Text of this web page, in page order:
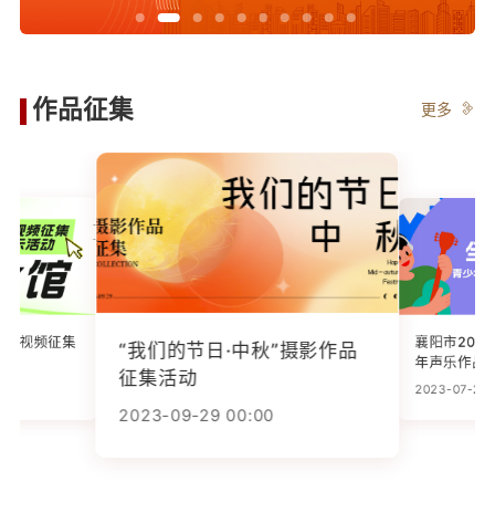
作品征集 更多
短视频征集
“我们的节日·中秋”摄影作品
征集活动
2023-09-29 00:00
襄阳市
年声乐作品
2023-07-25